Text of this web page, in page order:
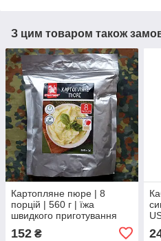
З цим товаром також
Картопляне пюре | 8
порцій | 560 г | їжа
швидкого приготування
для туристів та військових
152 ₴